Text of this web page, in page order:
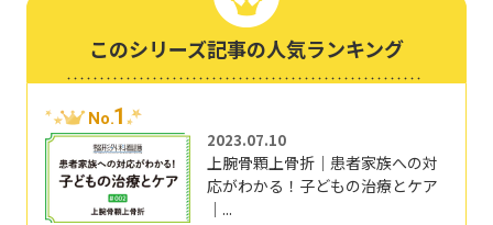
このシリーズ記事の人気ランキング
No.1
2023.07.10
上腕骨顆上骨折｜患者家族への対
応がわかる！子どもの治療とケア
｜...